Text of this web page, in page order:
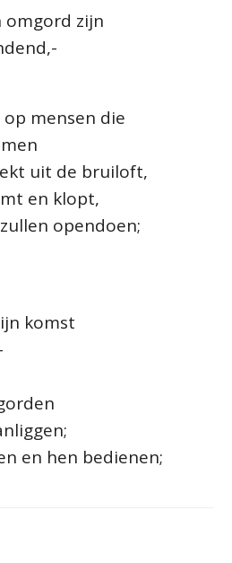
omgord zijn
mensen die
uit de bruiloft,
en klopt,
opendoen;
komst
en hen bedienen;